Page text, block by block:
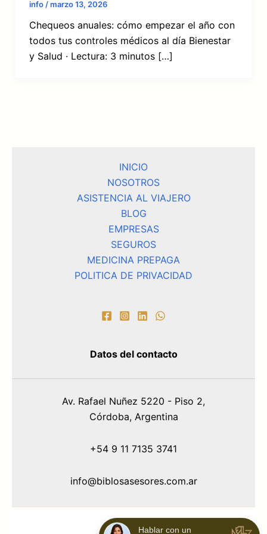
info /marzo 13, 2026
Chequeos anuales: cómo empezar el año con
todos tus controles médicos al día Bienestar
y Salud · Lectura: 3 minutos […]
INICIO
NOSOTROS
ASISTENCIA AL VIAJERO
BLOG
EMPRESAS
SEGUROS
MEDICINA PREPAGA
POLITICA DE PRIVACIDAD
Datos del contacto
Av. Rafael Nuñez 5220 - Piso 2,
Córdoba, Argentina
+54 9 11 7135 3741
info@biblosasesores.com.ar
Hablar con un